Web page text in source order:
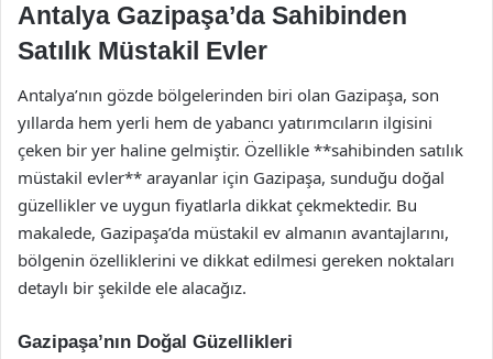
Antalya Gazipaşa’da Sahibinden
Satılık Müstakil Evler
Antalya’nın gözde bölgelerinden biri olan Gazipaşa, son
yıllarda hem yerli hem de yabancı yatırımcıların ilgisini
çeken bir yer haline gelmiştir. Özellikle **sahibinden satılık
müstakil evler** arayanlar için Gazipaşa, sunduğu doğal
güzellikler ve uygun fiyatlarla dikkat çekmektedir. Bu
makalede, Gazipaşa’da müstakil ev almanın avantajlarını,
bölgenin özelliklerini ve dikkat edilmesi gereken noktaları
detaylı bir şekilde ele alacağız.
Gazipaşa’nın Doğal Güzellikleri